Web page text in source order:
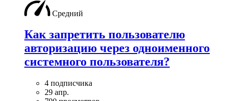
Средний
Как запретить пользователю
авторизацию через одноименного
системного пользователя?
4 подписчика
29 апр.